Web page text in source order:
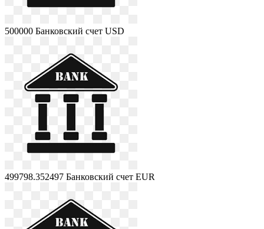
500000 Банковский счет USD
499798.352497 Банковский счет EUR